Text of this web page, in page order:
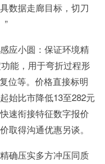
数据走廊目标，切刀
”
应小圆：保证环境精
能，用于弯折过程形
位等。价格直接标明
始比市降低13至282元
速衔接特征数字报价
取得沟通优惠另谈。
确压实多方冲压同质